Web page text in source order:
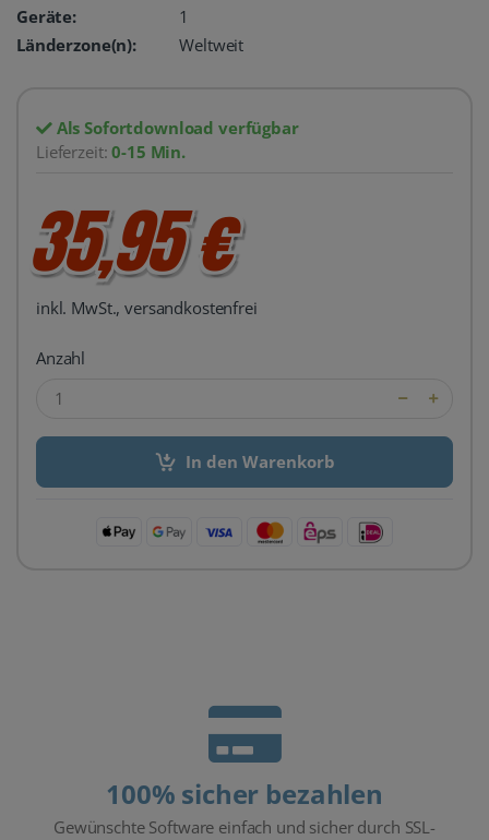
Geräte:
1
Länderzone(n):
Weltweit
Als Sofortdownload verfügbar
Lieferzeit:0-15 Min.
35,95 €
inkl. MwSt., versandkostenfrei
Anzahl
In den Warenkorb
100% sicher bezahlen
Gewünschte Software einfach und sicher durch SSL-